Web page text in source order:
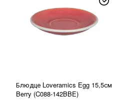
Блюдце Loveramics Egg 15,5см
Berry (C088-142BBE)